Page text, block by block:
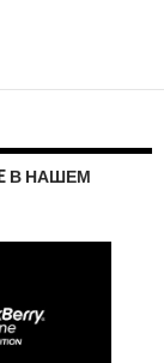
В НАШЕМ